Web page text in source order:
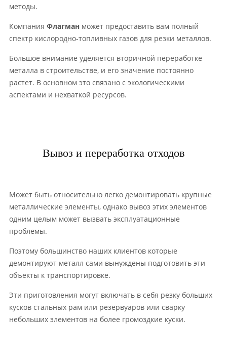
методы.
Компания Флагман может предоставить вам полный
спектр кислородно-топливных газов для резки металлов.
Большое внимание уделяется вторичной переработке
металла в строительстве, и его значение постоянно
растет. В основном это связано с экологическими
аспектами и нехваткой ресурсов.
Вывоз и переработка отходов
Может быть относительно легко демонтировать крупные
металлические элементы, однако вывоз этих элементов
одним целым может вызвать эксплуатационные
проблемы.
Поэтому большинство наших клиентов которые
демонтируют металл сами вынуждены подготовить эти
объекты к транспортировке.
Эти приготовления могут включать в себя резку больших
кусков стальных рам или резервуаров или сварку
небольших элементов на более громоздкие куски.